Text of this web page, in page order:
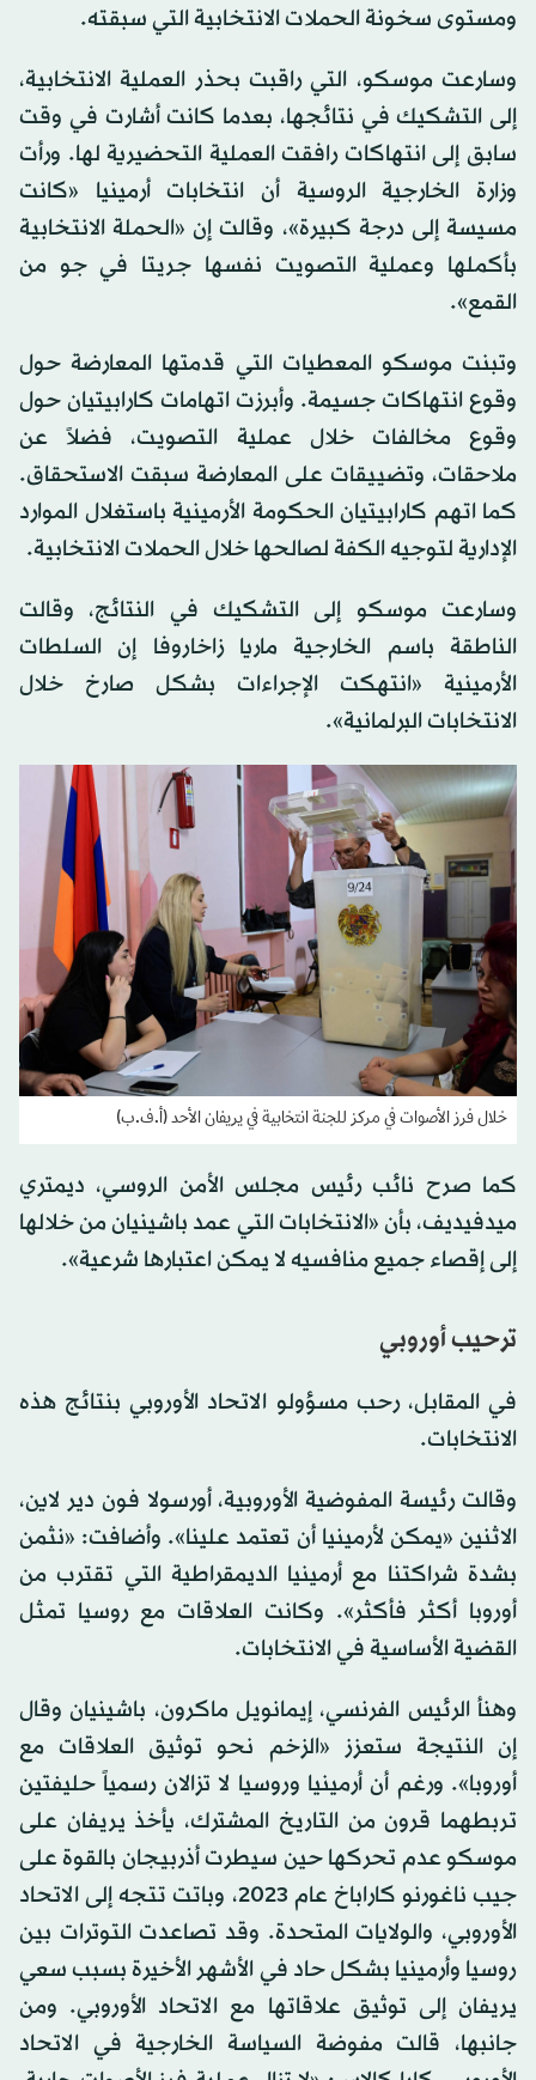
ومستوى سخونة الحملات الانتخابية التي سبقته.
وسارعت موسكو، التي راقبت بحذر العملية الانتخابية،
إلى التشكيك في نتائجها، بعدما كانت أشارت في وقت
سابق إلى انتهاكات رافقت العملية التحضيرية لها. ورأت
وزارة الخارجية الروسية أن انتخابات أرمينيا «كانت
مسيسة إلى درجة كبيرة»، وقالت إن «الحملة الانتخابية
بأكملها وعملية التصويت نفسها جريتا في جو من
القمع».
وتبنت موسكو المعطيات التي قدمتها المعارضة حول
وقوع انتهاكات جسيمة. وأبرزت اتهامات كارابيتيان حول
وقوع مخالفات خلال عملية التصويت، فضلاً عن
ملاحقات، وتضييقات على المعارضة سبقت الاستحقاق.
كما اتهم كارابيتيان الحكومة الأرمينية باستغلال الموارد
الإدارية لتوجيه الكفة لصالحها خلال الحملات الانتخابية.
وسارعت موسكو إلى التشكيك في النتائج، وقالت
الناطقة باسم الخارجية ماريا زاخاروفا إن السلطات
الأرمينية «انتهكت الإجراءات بشكل صارخ خلال
الانتخابات البرلمانية».
خلال فرز الأصوات في مركز للجنة انتخابية في يريفان الأحد (أ.ف.ب)
كما صرح نائب رئيس مجلس الأمن الروسي، ديمتري
ميدفيديف، بأن «الانتخابات التي عمد باشينيان من خلالها
إلى إقصاء جميع منافسيه لا يمكن اعتبارها شرعية».
ترحيب أوروبي
في المقابل، رحب مسؤولو الاتحاد الأوروبي بنتائج هذه
الانتخابات.
وقالت رئيسة المفوضية الأوروبية، أورسولا فون دير لاين،
الاثنين «يمكن لأرمينيا أن تعتمد علينا». وأضافت: «نثمن
بشدة شراكتنا مع أرمينيا الديمقراطية التي تقترب من
أوروبا أكثر فأكثر». وكانت العلاقات مع روسيا تمثل
القضية الأساسية في الانتخابات.
وهنأ الرئيس الفرنسي، إيمانويل ماكرون، باشينيان وقال
إن النتيجة ستعزز «الزخم نحو توثيق العلاقات مع
أوروبا». ورغم أن أرمينيا وروسيا لا تزالان رسمياً حليفتين
تربطهما قرون من التاريخ المشترك، يأخذ يريفان على
موسكو عدم تحركها حين سيطرت أذربيجان بالقوة على
جيب ناغورنو كاراباخ عام 2023، وباتت تتجه إلى الاتحاد
الأوروبي، والولايات المتحدة. وقد تصاعدت التوترات بين
روسيا وأرمينيا بشكل حاد في الأشهر الأخيرة بسبب سعي
يريفان إلى توثيق علاقاتها مع الاتحاد الأوروبي. ومن
جانبها، قالت مفوضة السياسة الخارجية في الاتحاد